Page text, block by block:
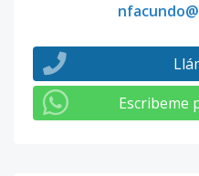
Escribeme